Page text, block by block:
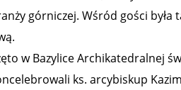
górniczej. Wśród gości była
w Bazylice Archikatedralnej
ks. arcybiskup